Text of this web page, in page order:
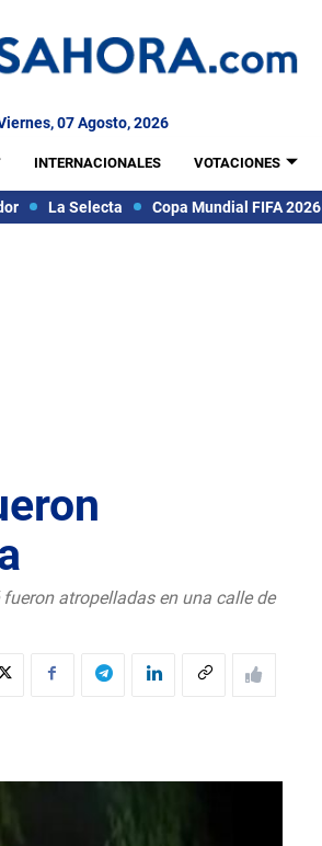
07 Agosto, 2026
INTERNACIONALES VOTACIONES
La Selecta Copa Mundial FIFA 2026
atropelladas en una calle de